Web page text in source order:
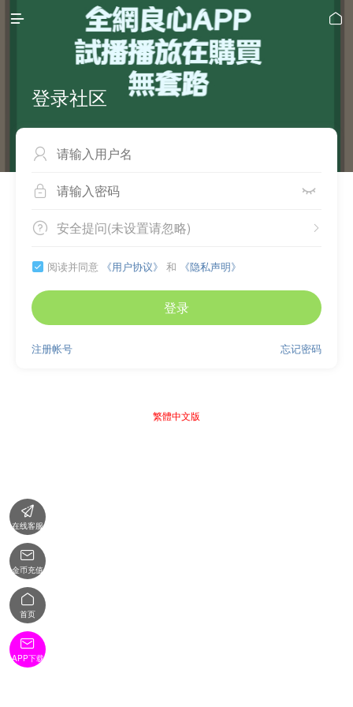
 
登录社区

 
 
安全提问(未设置请忽略)
 阅读并同意 《用户协议》 和 《隐私声明》
登录
忘记密码
注册帐号
繁體中文版

在线客服

金币充值

首页

APP下载